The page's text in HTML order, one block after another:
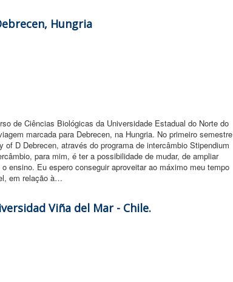
Hungria
de Ciências Biológicas da Universidade Estadual do Norte do
marcada para Debrecen, na Hungria. No primeiro semestre
D Debrecen, através do programa de intercâmbio Stipendium
para mim, é ter a possibilidade de mudar, de ampliar
ensino. Eu espero conseguir aproveitar ao máximo meu tempo
em relação à…
Viña del Mar - Chile.